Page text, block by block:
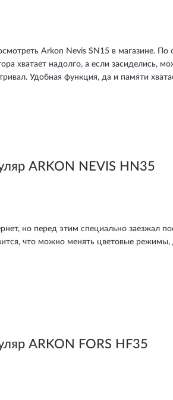
Arkon Nevis SN15 в магазине.
хватает надолго, а если засиделись,
Удобная функция, да и памяти
ARKON NEVIS HN35
но перед этим специально заезжал
что можно менять цветовые
ARKON FORS HF35